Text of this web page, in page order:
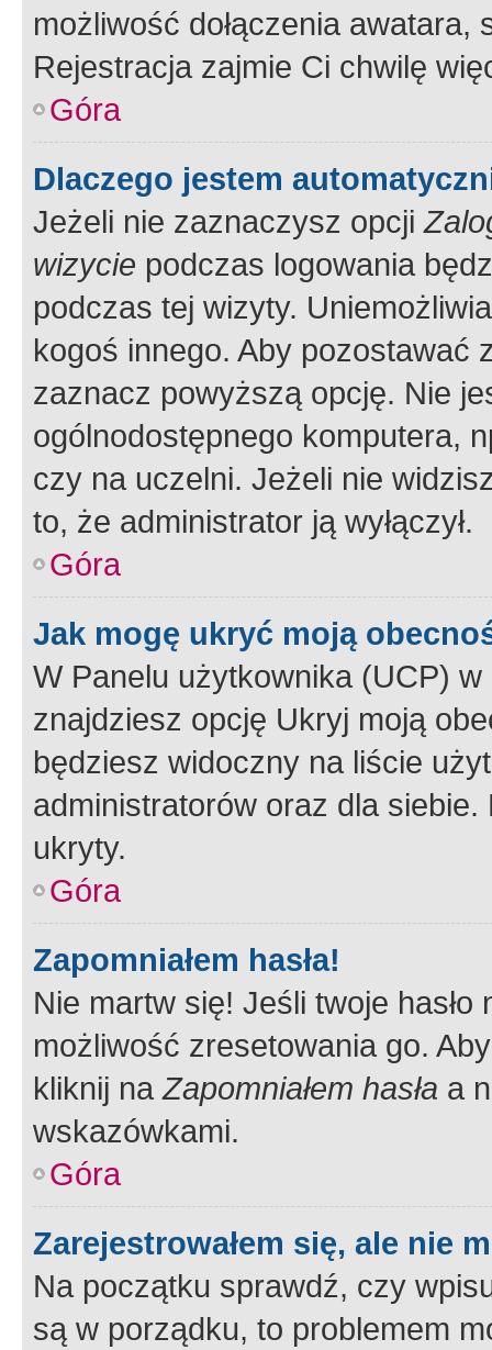
możliwość dołączenia
Rejestracja zajmie Ci chwilę
Góra
Dlaczego jestem
Jeżeli nie zaznaczysz opcji
wizycie podczas logowania
podczas tej wizyty.
kogoś innego. Aby pozostawać
zaznacz powyższą opcję. Nie
ogólnodostępnego komputera,
czy na uczelni. Jeżeli nie
to, że administrator ją wyłączył.
Góra
Jak mogę ukryć moją
W Panelu użytkownika (UCP) w
znajdziesz opcję Ukryj moją
będziesz widoczny na liście
administratorów oraz dla
ukryty.
Góra
Zapomniałem hasła!
Nie martw się! Jeśli twoje
możliwość zresetowania go.
kliknij naZapomniałem hasła a
wskazówkami.
Góra
Zarejestrowałem się, ale nie
Na początku sprawdź, czy
są w porządku, to problemem